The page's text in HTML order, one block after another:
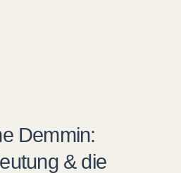
Demmin:
& die